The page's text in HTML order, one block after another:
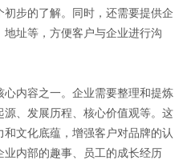
步的了解。同时，还需要提供企
址等，方便客户与企业进行沟
内容之一。企业需要整理和提炼
源、发展历程、核心价值观等。这
文化底蕴，增强客户对品牌的认
业内部的趣事、员工的成长经历